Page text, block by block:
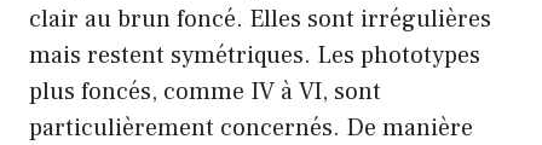
clair au brun foncé. Elles sont irrégulières
mais restent symétriques. Les phototypes
plus foncés, comme IV à VI, sont
particulièrement concernés. De manière